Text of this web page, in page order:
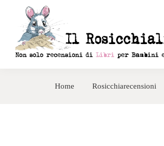
navigazione
primaria
contenuto
principale
Home Rosicchiarecensioni